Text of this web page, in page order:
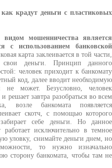
крадут деньги с пластиковых
мошенничества является
с использованием банковской
карта заклеивается в той части,
свои деньги. Принцип данного
человек приходит к банкомату
код, далее вводит необходимую
может. Безусловно, человек
решает завтра разобраться во всем
возле банкомата появляется
скотч, с помощью которого
себе деньги. Но данное
работает исключительно в темное
уловку, снимайте деньги днем, но
то нужно изначально
сторону банкомата, чтобы там не